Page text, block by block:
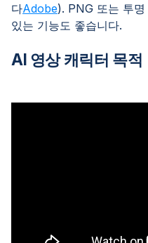
다Adobe). PNG 또는 투
있는 기능도 좋습니다.
AI 영상 캐릭터 목적